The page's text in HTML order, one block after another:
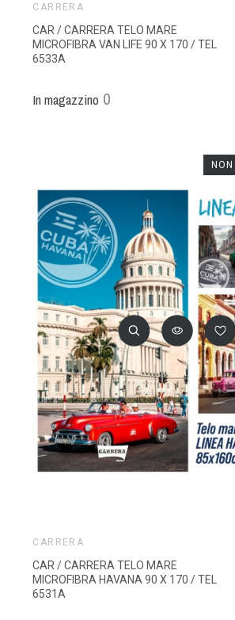
CARRERA
CAR / CARRERA TELO MARE
MICROFIBRA VAN LIFE 90 X 170 / TEL
6533A
In magazzino 0
CARRERA
CAR / CARRERA TELO MARE
MICROFIBRA HAVANA 90 X 170 / TEL
6531A